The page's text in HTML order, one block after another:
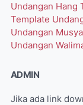
Undangan Hang
Template
Undangan
Undangan
ADMIN
Jika ada link